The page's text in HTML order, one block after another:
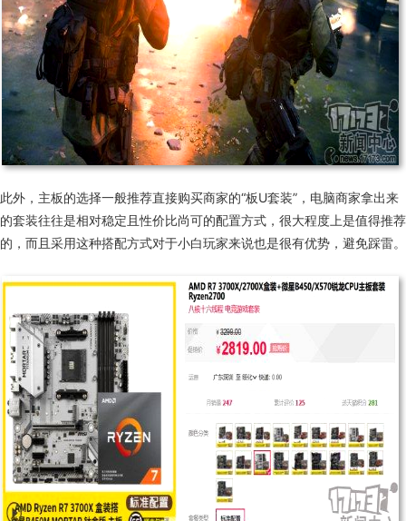
此外，主板的选择一般推荐直接购买商家的“板U套装”，电脑商家拿出来
的套装往往是相对稳定且性价比尚可的配置方式，很大程度上是值得推荐
的，而且采用这种搭配方式对于小白玩家来说也是很有优势，避免踩雷。